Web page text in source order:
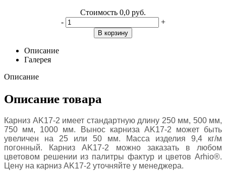
Стоимость 0,0 руб.
-
+
В корзину
Описание
Галерея
Описание
Описание товара
Карниз AK17-2 имеет стандартную длину 250 мм, 500 мм,
750 мм, 1000 мм. Вынос карниза AK17-2 может быть
увеличен на 25 или 50 мм. Масса изделия 9,4 кг/м
погонный. Карниз AK17-2 можно заказать в любом
цветовом решении из палитры фактур и цветов Arhio®.
Цену на карниз AK17-2 уточняйте у менеджера.